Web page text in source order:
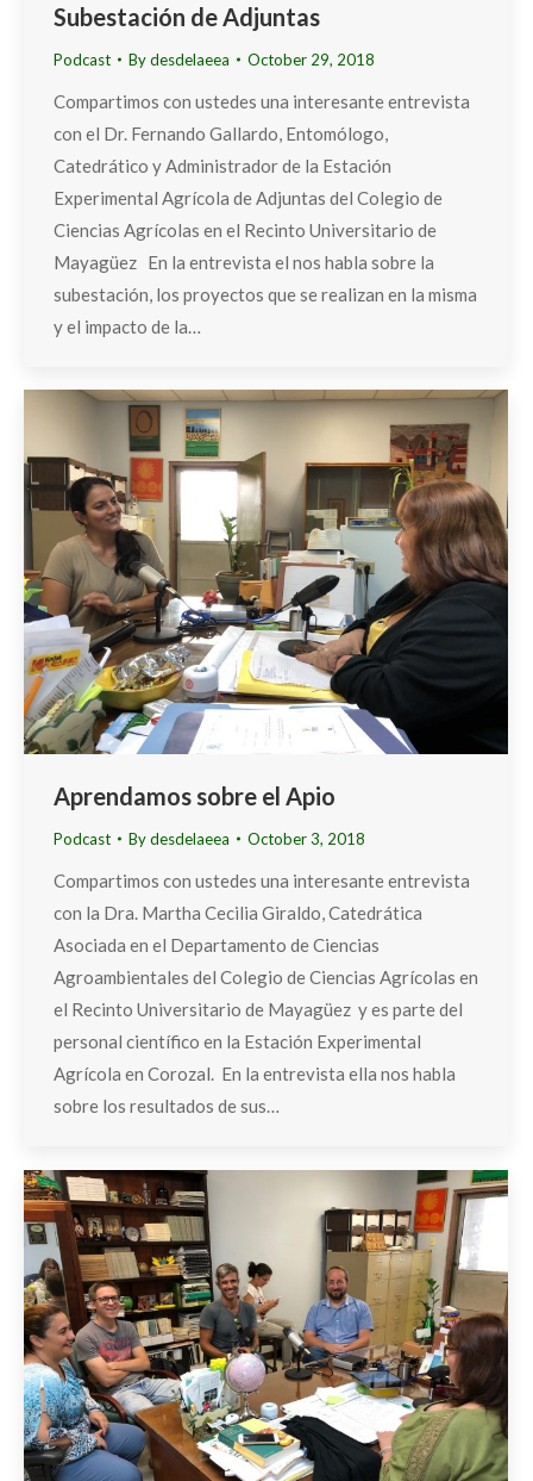
Subestación de Adjuntas
Podcast Bydesdelaeea October 29, 2018
Compartimos con ustedes una interesante entrevista
con el Dr. Fernando Gallardo, Entomólogo,
Catedrático y Administrador de la Estación
Experimental Agrícola de Adjuntas del Colegio de
Ciencias Agrícolas en el Recinto Universitario de
Mayagüez En la entrevista el nos habla sobre la
subestación, los proyectos que se realizan en la misma
y el impacto de la…
Aprendamos sobre el Apio
Podcast Bydesdelaeea October 3, 2018
Compartimos con ustedes una interesante entrevista
con la Dra. Martha Cecilia Giraldo, Catedrática
Asociada en el Departamento de Ciencias
Agroambientales del Colegio de Ciencias Agrícolas en
el Recinto Universitario de Mayagüez y es parte del
personal científico en la Estación Experimental
Agrícola en Corozal. En la entrevista ella nos habla
sobre los resultados de sus…